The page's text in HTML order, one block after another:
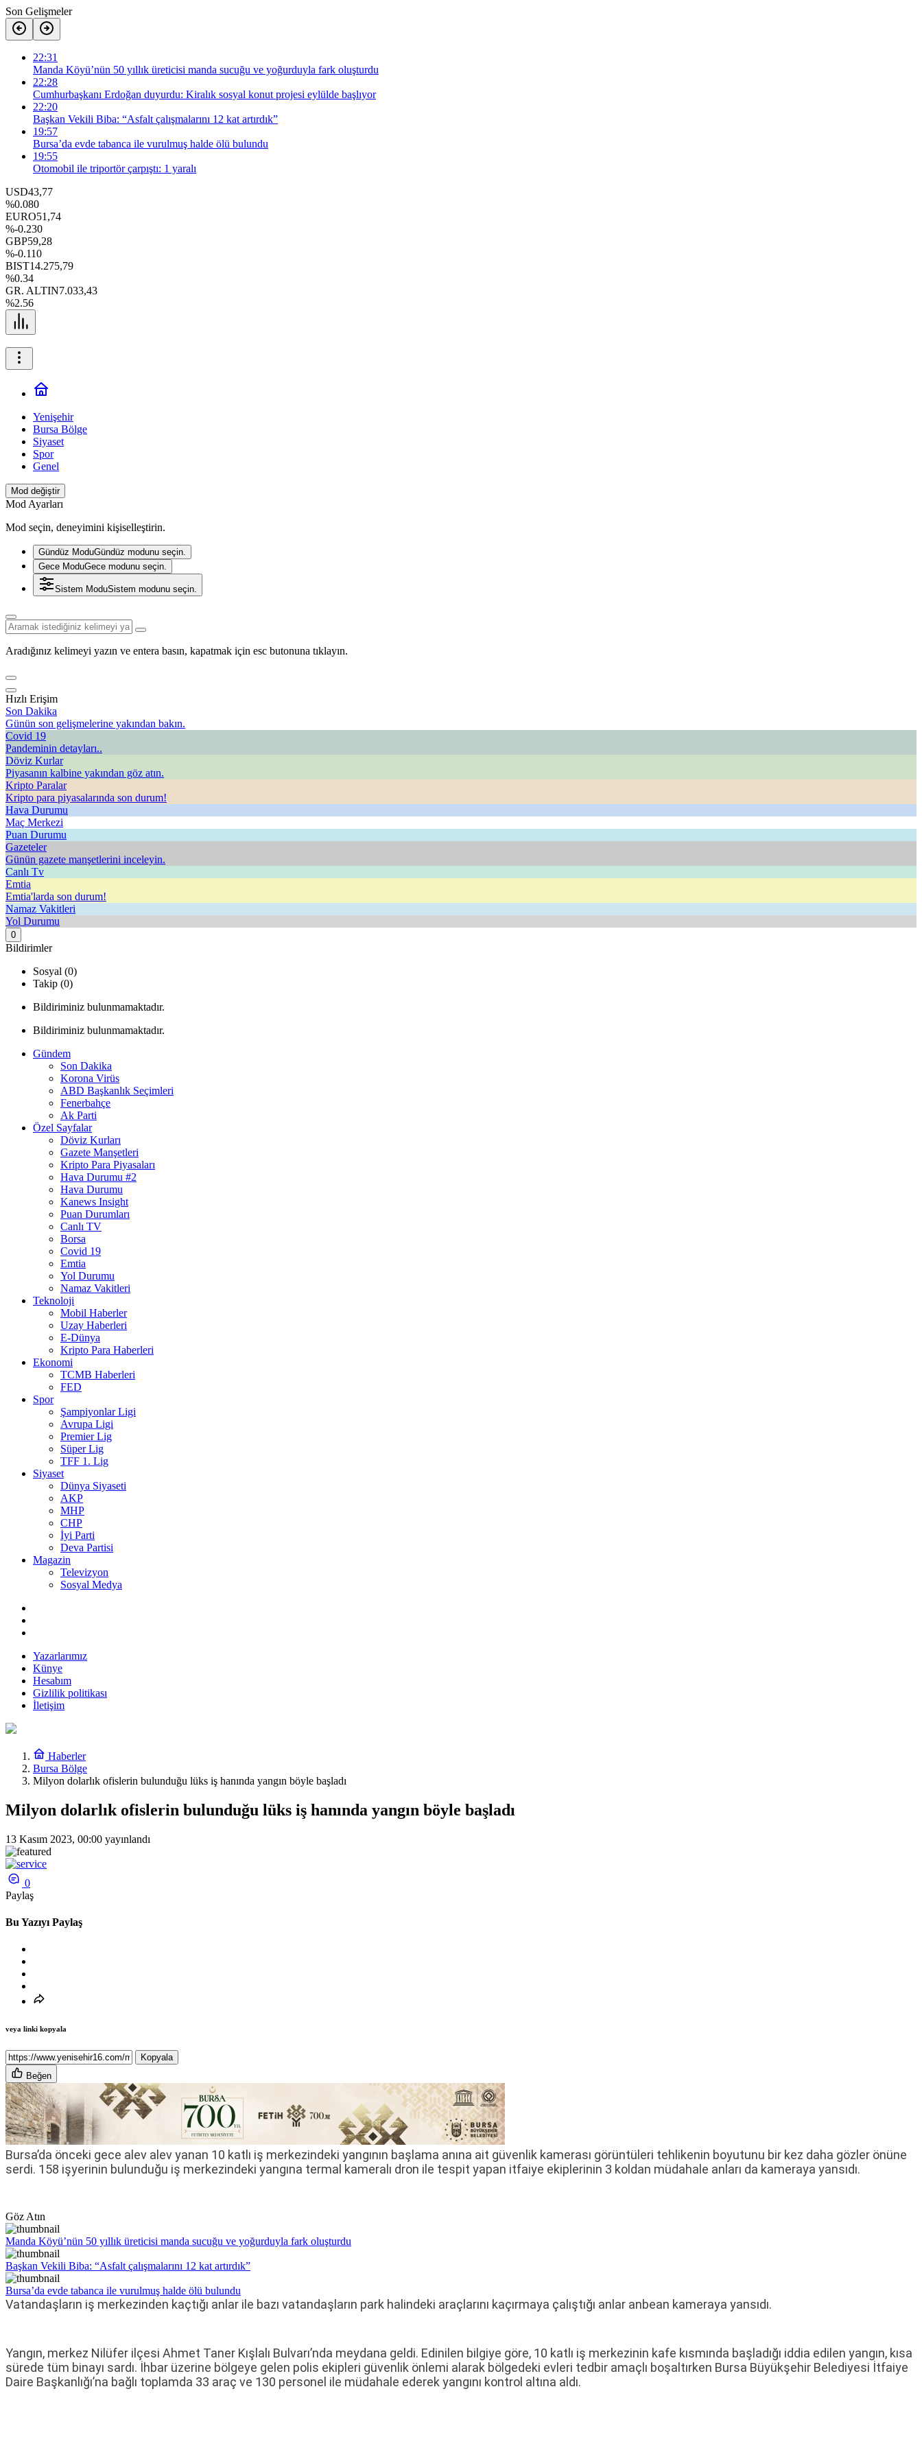
Son Gelişmeler
22:31
Manda Köyü’nün 50 yıllık üreticisi manda sucuğu ve yoğurduyla fark oluşturdu
22:28
Cumhurbaşkanı Erdoğan duyurdu: Kiralık sosyal konut projesi eylülde başlıyor
22:20
Başkan Vekili Biba: “Asfalt çalışmalarını 12 kat artırdık”
19:57
Bursa’da evde tabanca ile vurulmuş halde ölü bulundu
19:55
Otomobil ile triportör çarpıştı: 1 yaralı
USD43,77
%0.080
EURO51,74
%-0.230
GBP59,28
%-0.110
BIST14.275,79
%0.34
GR. ALTIN7.033,43
%2.56
Yenişehir
Bursa Bölge
Siyaset
Spor
Genel
Mod değiştir
Mod Ayarları
Mod seçin, deneyimini kişiselleştirin.
Gündüz ModuGündüz modunu seçin.
Gece ModuGece modunu seçin.
Sistem ModuSistem modunu seçin.
Aradığınız kelimeyi yazın ve entera basın, kapatmak için esc butonuna tıklayın.
Hızlı Erişim
Son Dakika
Günün son gelişmelerine yakından bakın.
Covid 19
Pandeminin detayları..
Döviz Kurlar
Piyasanın kalbine yakından göz atın.
Kripto Paralar
Kripto para piyasalarında son durum!
Hava Durumu
Maç Merkezi
Puan Durumu
Gazeteler
Günün gazete manşetlerini inceleyin.
Canlı Tv
Emtia
Emtia'larda son durum!
Namaz Vakitleri
Yol Durumu
0
Bildirimler
Sosyal (0)
Takip (0)
Bildiriminiz bulunmamaktadır.
Bildiriminiz bulunmamaktadır.
Gündem
Son Dakika
Korona Virüs
ABD Başkanlık Seçimleri
Fenerbahçe
Ak Parti
Özel Sayfalar
Döviz Kurları
Gazete Manşetleri
Kripto Para Piyasaları
Hava Durumu #2
Hava Durumu
Kanews Insight
Puan Durumları
Canlı TV
Borsa
Covid 19
Emtia
Yol Durumu
Namaz Vakitleri
Teknoloji
Mobil Haberler
Uzay Haberleri
E-Dünya
Kripto Para Haberleri
Ekonomi
TCMB Haberleri
FED
Spor
Şampiyonlar Ligi
Avrupa Ligi
Premier Lig
Süper Lig
TFF 1. Lig
Siyaset
Dünya Siyaseti
AKP
MHP
CHP
İyi Parti
Deva Partisi
Magazin
Televizyon
Sosyal Medya
Yazarlarımız
Künye
Hesabım
Gizlilik politikası
İletişim
Haberler
Bursa Bölge
Milyon dolarlık ofislerin bulunduğu lüks iş hanında yangın böyle başladı
Milyon dolarlık ofislerin bulunduğu lüks iş hanında yangın böyle başladı
13 Kasım 2023, 00:00 yayınlandı
0
Paylaş
Bu Yazıyı Paylaş
veya linki kopyala
Kopyala
Beğen
Bursa’da önceki gece alev alev yanan 10 katlı iş merkezindeki yangının başlama anına ait güvenlik kamerası görüntüleri tehlikenin boyutunu bir kez daha gözler önüne
serdi. 158 işyerinin bulunduğu iş merkezindeki yangına termal kameralı dron ile tespit yapan itfaiye ekiplerinin 3 koldan müdahale anları da kameraya yansıdı.
Göz Atın
Manda Köyü’nün 50 yıllık üreticisi manda sucuğu ve yoğurduyla fark oluşturdu
Başkan Vekili Biba: “Asfalt çalışmalarını 12 kat artırdık”
Bursa’da evde tabanca ile vurulmuş halde ölü bulundu
Vatandaşların iş merkezinden kaçtığı anlar ile bazı vatandaşların park halindeki araçlarını kaçırmaya çalıştığı anlar anbean kameraya yansıdı.
Yangın, merkez Nilüfer ilçesi Ahmet Taner Kışlalı Bulvarı’nda meydana geldi. Edinilen bilgiye göre, 10 katlı iş merkezinin kafe kısmında başladığı iddia edilen yangın, kısa
sürede tüm binayı sardı. İhbar üzerine bölgeye gelen polis ekipleri güvenlik önlemi alarak bölgedeki evleri tedbir amaçlı boşaltırken Bursa Büyükşehir Belediyesi İtfaiye
Daire Başkanlığı’na bağlı toplamda 33 araç ve 130 personel ile müdahale ederek yangını kontrol altına aldı.